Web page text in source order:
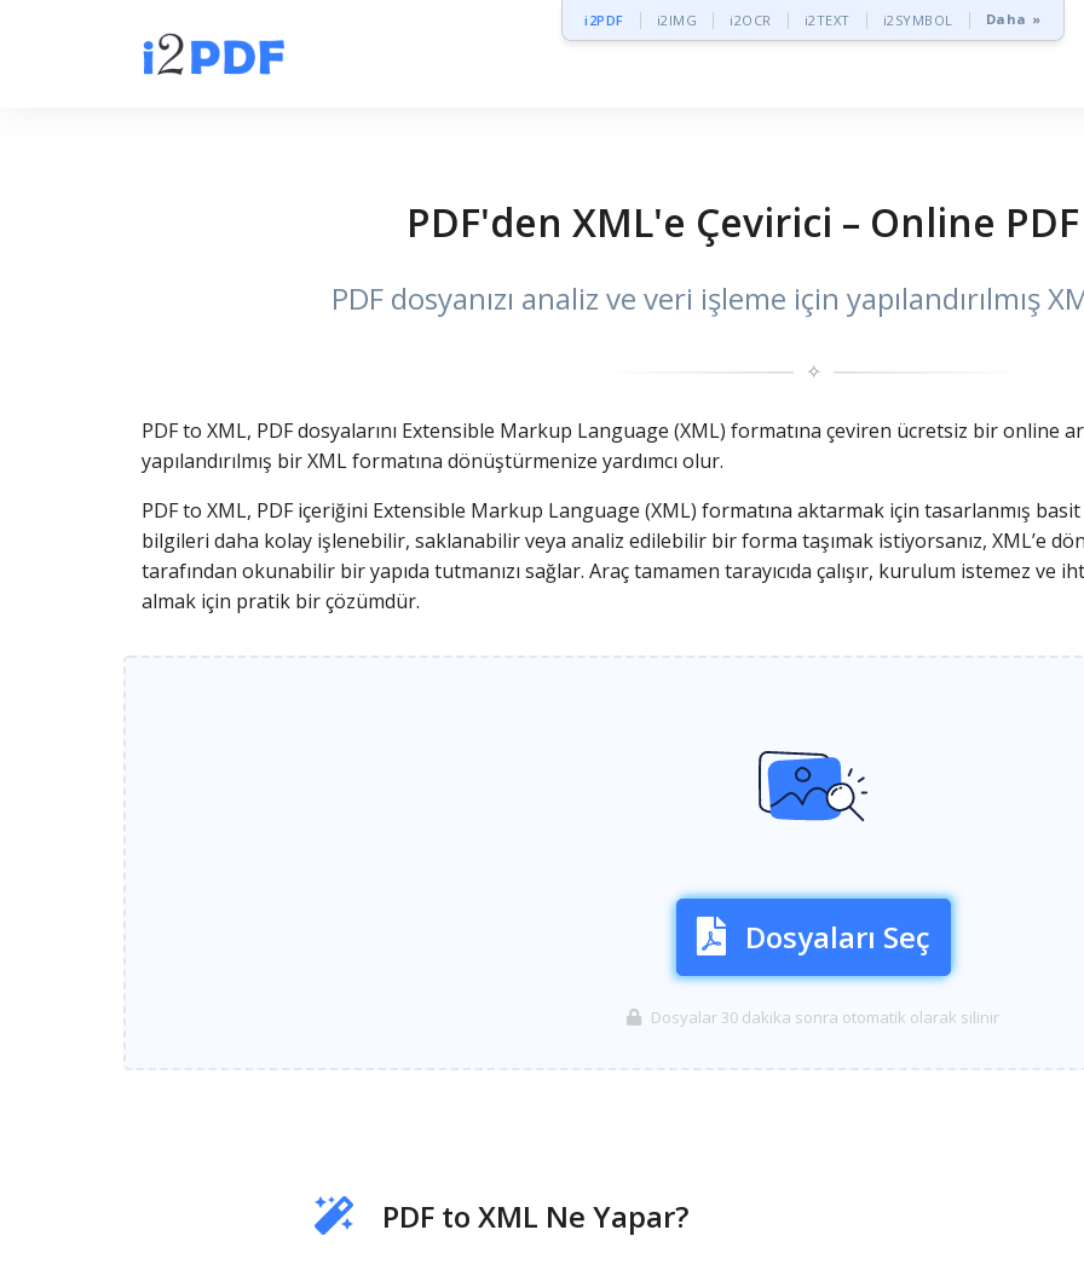
i2PDF i2IMG i2OCR i2TEXT i2SYMBOL Daha »
PDF'den XML'e Çevirici – Online
PDF dosyanızı analiz ve veri işleme için yapılandırılmış
✧
PDF to XML, PDF dosyalarını Extensible Markup Language (XML) formatına çeviren ücretsiz bir online
yapılandırılmış bir XML formatına dönüştürmenize yardımcı olur.
PDF to XML, PDF içeriğini Extensible Markup Language (XML) formatına aktarmak için tasarlanmış
bilgileri daha kolay işlenebilir, saklanabilir veya analiz edilebilir bir forma taşımak istiyorsanız, XML’e
tarafından okunabilir bir yapıda tutmanızı sağlar. Araç tamamen tarayıcıda çalışır, kurulum istemez ve
almak için pratik bir çözümdür.
Dosyaları Seç
Dosyalar 30 dakika sonra otomatik olarak silinir
PDF to XML Ne Yapar?